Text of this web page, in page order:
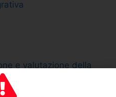
e valutazione della